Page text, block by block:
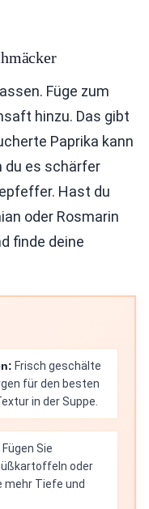
Füge zum
hinzu. Das gibt
Paprika kann
du es schärfer
Hast du
oder Rosmarin
finde deine
Frisch geschälte
für den besten
in der Suppe.
Fügen Sie
oder
mehr Tiefe und